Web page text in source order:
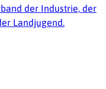
der Industrie, der
Landjugend.